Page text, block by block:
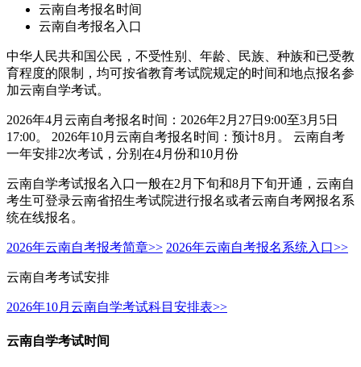
云南自考报名时间
云南自考报名入口
中华人民共和国公民，不受性别、年龄、民族、种族和已受教
育程度的限制，均可按省教育考试院规定的时间和地点报名参
加云南自学考试。
2026年4月云南自考报名时间：2026年2月27日9:00至3月5日
17:00。 2026年10月云南自考报名时间：预计8月。 云南自考
一年安排2次考试，分别在4月份和10月份
云南自学考试报名入口一般在2月下旬和8月下旬开通，云南自
考生可登录云南省招生考试院进行报名或者云南自考网报名系
统在线报名。
2026年云南自考报考简章>> 2026年云南自考报名系统入口>>
云南自考考试安排
2026年10月云南自学考试科目安排表>>
云南自学考试时间